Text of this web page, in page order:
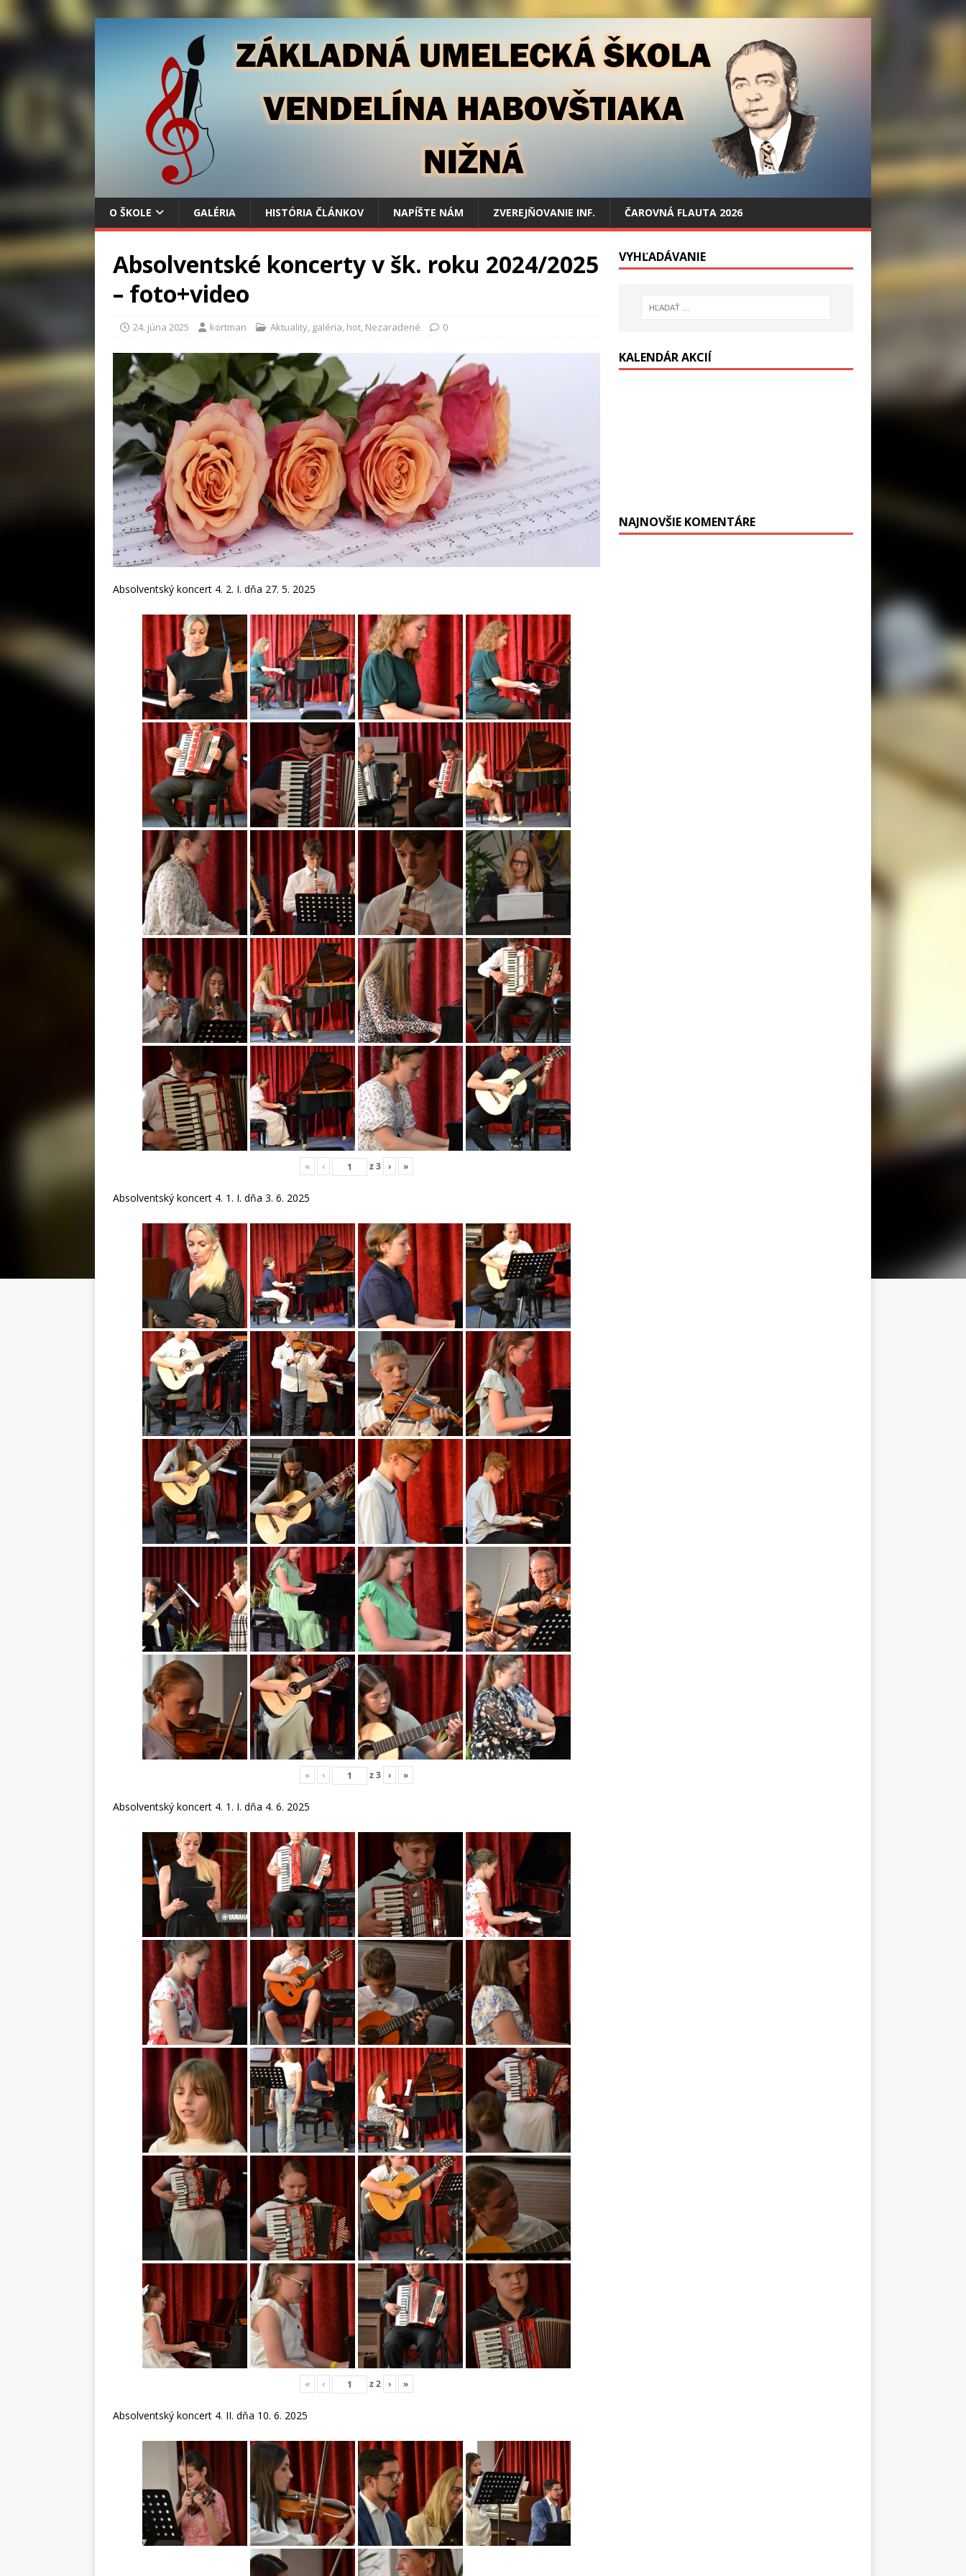
O ŠKOLE GALÉRIA HISTÓRIA ČLÁNKOV NAPÍŠTE NÁM ZVEREJŇOVANIE INF. ČAROVNÁ FLAUTA 2026
Absolventské koncerty v šk. roku 2024/2025
– foto+video
24. júna 2025 kortman Aktuality, galéria, hot, Nezaradené 0
Absolventský koncert 4. 2. I. dňa 27. 5. 2025
« ‹ z3 › »
Absolventský koncert 4. 1. I. dňa 3. 6. 2025
« ‹ z3 › »
Absolventský koncert 4. 1. I. dňa 4. 6. 2025
« ‹ z2 › »
Absolventský koncert 4. II. dňa 10. 6. 2025
VYHĽADÁVANIE
KALENDÁR AKCIÍ
NAJNOVŠIE KOMENTÁRE